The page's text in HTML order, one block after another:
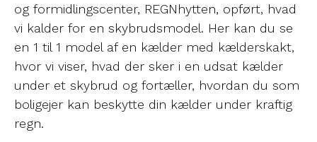
og formidlingscenter, REGNhytten, opført, hvad
vi kalder for en skybrudsmodel. Her kan du se
en 1 til 1 model af en kælder med kælderskakt,
hvor vi viser, hvad der sker i en udsat kælder
under et skybrud og fortæller, hvordan du som
boligejer kan beskytte din kælder under kraftig
regn.